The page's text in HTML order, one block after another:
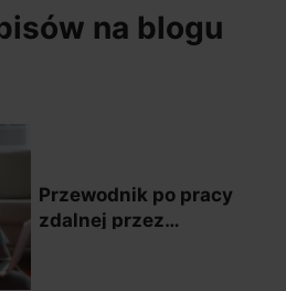
na blogu
Przewodnik po pracy
zdalnej przez